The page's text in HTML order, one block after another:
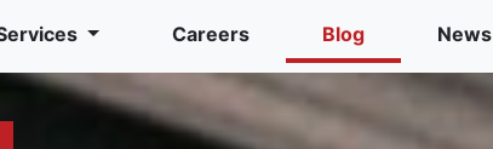
Careers Blog News